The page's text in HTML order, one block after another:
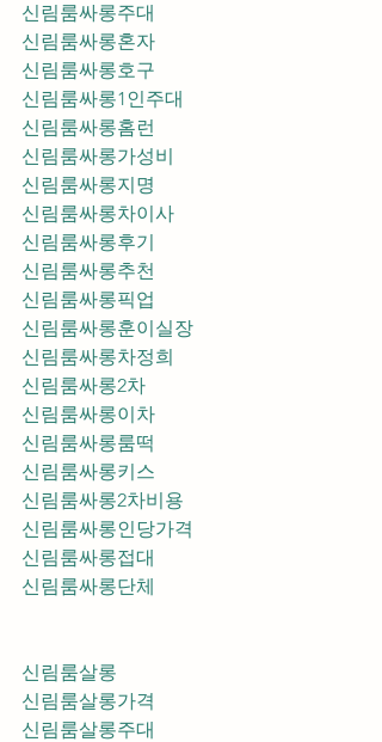
신림룸싸롱주대
신림룸싸롱혼자
신림룸싸롱호구
신림룸싸롱1인주대
신림룸싸롱홈런
신림룸싸롱가성비
신림룸싸롱지명
신림룸싸롱차이사
신림룸싸롱후기
신림룸싸롱추천
신림룸싸롱훈이실장
신림룸싸롱차정희
신림룸싸롱2차
신림룸싸롱이차
신림룸싸롱룸떡
신림룸싸롱키스
신림룸싸롱2차비용
신림룸싸롱인당가격
신림룸싸롱접대
신림룸싸롱단체
신림룸살롱
신림룸살롱가격
신림룸살롱주대